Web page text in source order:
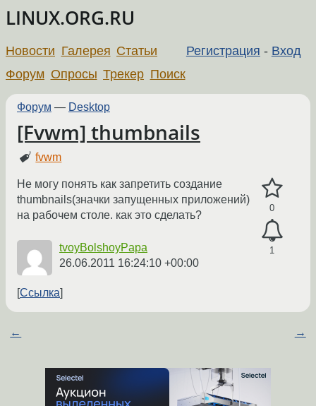
LINUX.ORG.RU
Регистрация - Вход
Новости Галерея Статьи
Форум Опросы Трекер Поиск
Форум — Desktop
[Fvwm] thumbnails
fvwm
0
1
Не могу понять как запретить создание
thumbnails(значки запущенных приложений)
на рабочем столе. как это сделать?
tvoyBolshoyPapa
26.06.2011 16:24:10 +00:00
Ссылка
← →